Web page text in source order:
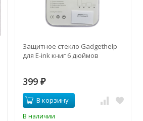
Защитное стекло Gadgethelp
для E-ink книг 6 дюймов
399 ₽
В корзину
В наличии